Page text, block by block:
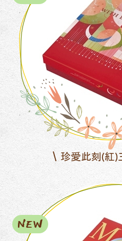
珍愛此刻(紅)
NEW